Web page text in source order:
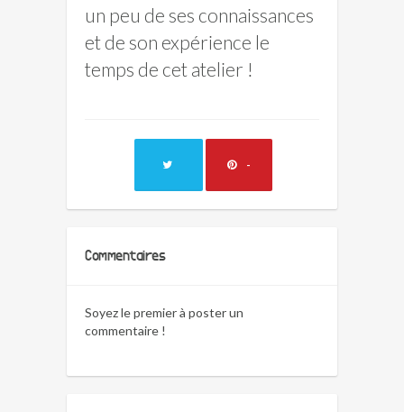
un peu de ses connaissances
et de son expérience le
temps de cet atelier !
-
Commentaires
Soyez le premier à poster un
commentaire !